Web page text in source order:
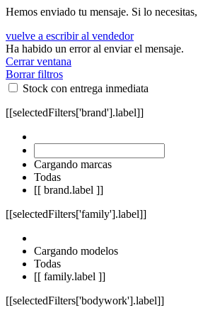
Hemos enviado tu mensaje. Si lo necesitas,
vuelve a escribir al vendedor
Ha habido un error al enviar el mensaje.
Cerrar ventana
Borrar filtros
Stock con entrega inmediata
[[selectedFilters['brand'].label]]
Cargando marcas
Todas
[[ brand.label ]]
[[selectedFilters['family'].label]]
Cargando modelos
Todas
[[ family.label ]]
[[selectedFilters['bodywork'].label]]